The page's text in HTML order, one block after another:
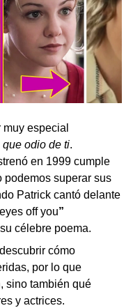
especial
que odio de ti.
en 1999 cumple
podemos superar sus
Patrick cantó delante
off you”
célebre poema.
cómo
por lo que
sino también qué
y actrices.